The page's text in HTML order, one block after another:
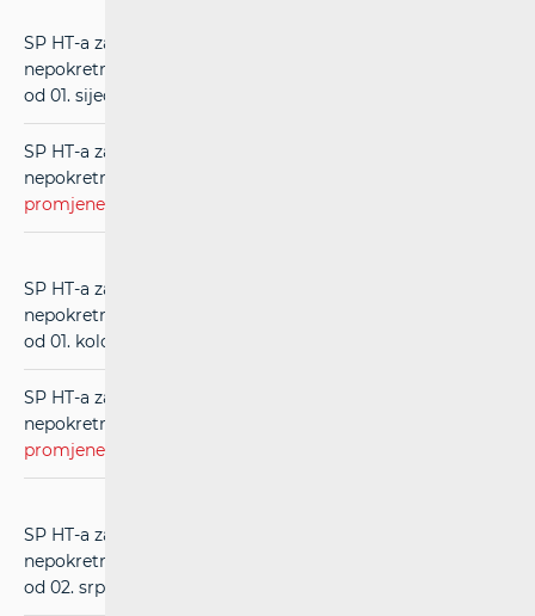
SP HT-a za usluge međupovezivanja u mreži
nepokretnih komunikacija (RIO) (
od 01. siječnja 2014.)
SP HT-a za usluge međupovezivanja u mreži
nepokretnih komunikacija (RIO) (
promjene
SP HT-a za usluge međupovezivanja u mreži
nepokretnih komunikacija (RIO) (
od 01. kolovoza 2013.)
SP HT-a za usluge međupovezivanja u mreži
nepokretnih komunikacija (RIO) (
promjene
SP HT-a za usluge međupovezivanja u mreži
nepokretnih komunikacija (RIO) (
od 02. srpnja 2013.)